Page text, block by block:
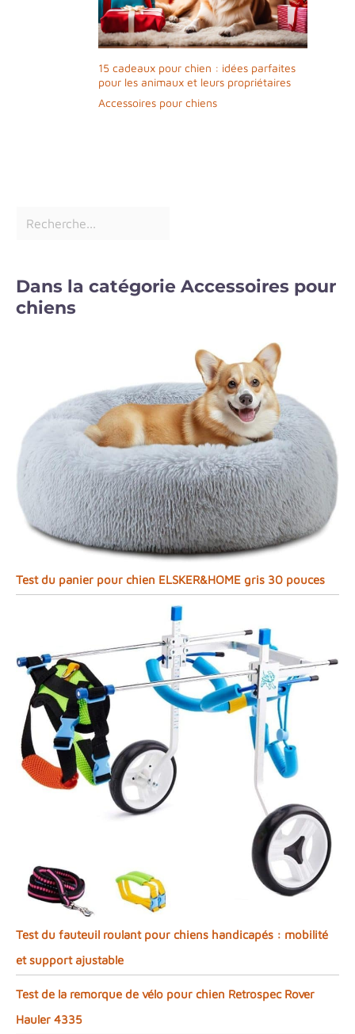
15 cadeaux pour chien : idées parfaites
pour les animaux et leurs propriétaires
Accessoires pour chiens
Dans la catégorie Accessoires pour
chiens
Test du panier pour chien ELSKER&HOME gris 30 pouces
Test du fauteuil roulant pour chiens handicapés : mobilité
et support ajustable
Test de la remorque de vélo pour chien Retrospec Rover
Hauler 4335